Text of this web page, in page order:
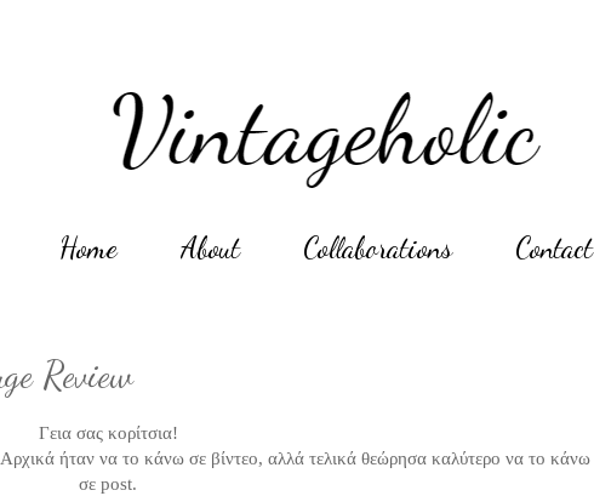
Home About Collaborations Contact
Review
Γεια σας κορίτσια!
ήταν να το κάνω σε βίντεο, αλλά τελικά θεώρησα καλύτερο να το κάνω
σε post.